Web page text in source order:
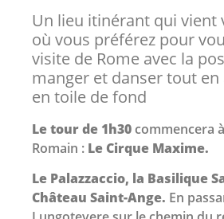
Un lieu itinérant qui vient
où vous préférez pour
visite de Rome avec la
manger et danser tout
en toile de fond
Le tour de 1h30commencera
Romain : Le Cirque Maxime.
Le Palazzaccio, la Basilique
Château Saint-Ange. En